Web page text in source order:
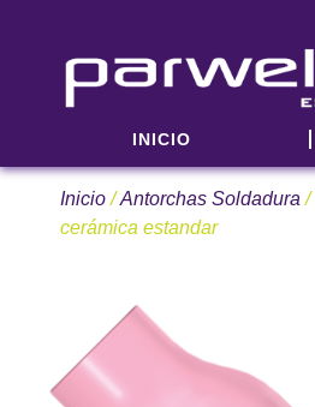
INICIO
Inicio/Antorchas Soldadura /
cerámica estandar